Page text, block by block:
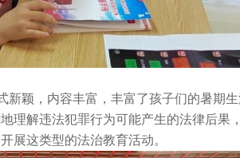
新颖，内容丰富，丰富了孩子们的暑期
理解违法犯罪行为可能产生的法律后果
展这类型的法治教育活动。